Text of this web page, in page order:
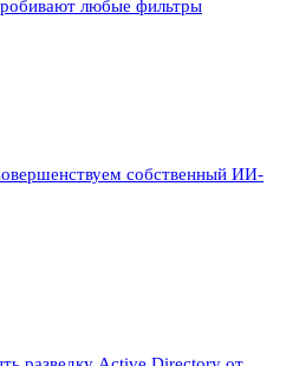
любые фильтры
собственный ИИ-